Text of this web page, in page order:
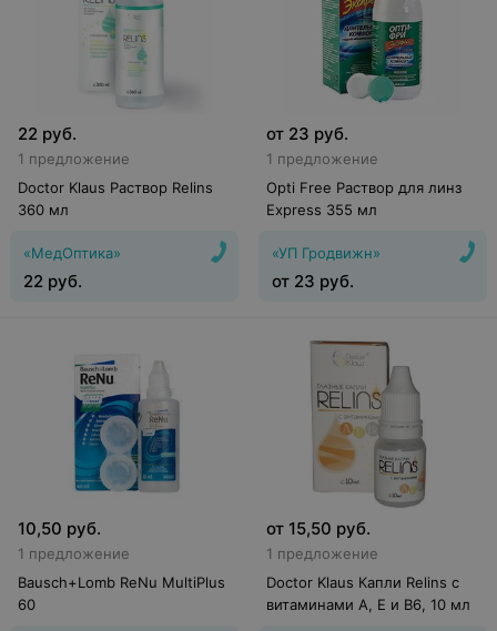
22 руб.
1 предложение
Doctor Klaus Раствор Relins
360 мл
«МедОптика»
22 руб.
от 23 руб.
1 предложение
Opti Free Раствор для линз
Express 355 мл
«УП Гродвижн»
от 23 руб.
10,50 руб.
1 предложение
Bausch+Lomb ReNu MultiPlus
60
от 15,50 руб.
1 предложение
Doctor Klaus Капли Relins с
витаминами A, Е и B6, 10 мл